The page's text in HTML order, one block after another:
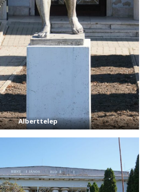
Alberttelep